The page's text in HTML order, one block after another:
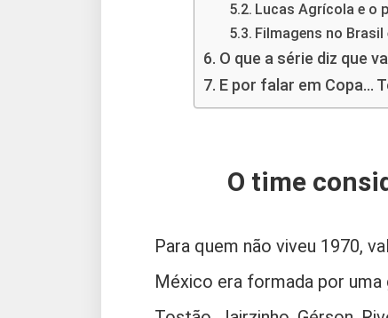
Lucas Agrícola e o
Filmagens no Brasil
O que a série diz que
E por falar em Copa…
O time
Para quem não viveu 1970,
México era formada por